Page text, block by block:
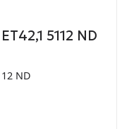
5112 ND
ND